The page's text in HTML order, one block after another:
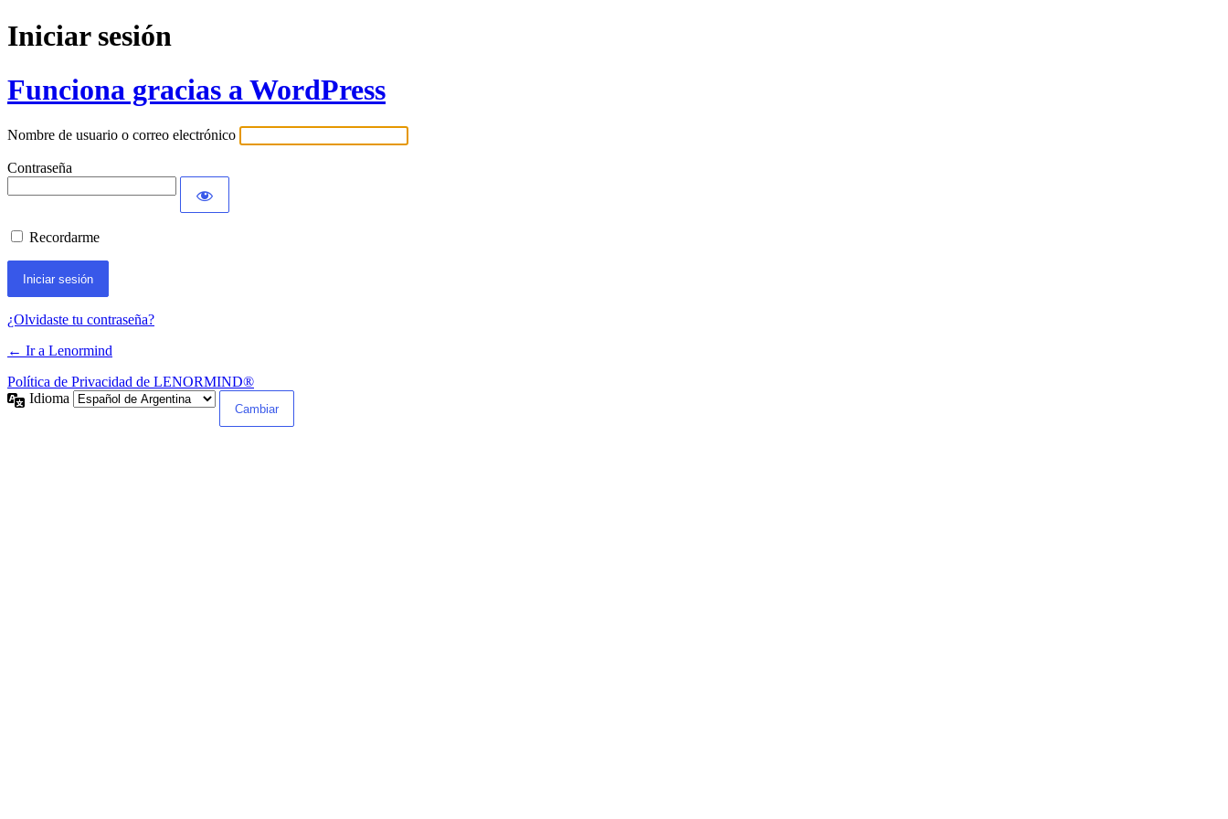
Iniciar sesión
Funciona gracias a WordPress
Nombre de usuario o correo electrónico
Contraseña
Recordarme
¿Olvidaste tu contraseña?
← Ir a Lenormind
Política de Privacidad de LENORMIND®
Idioma